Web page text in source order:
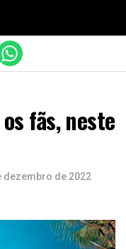
fãs, neste
dezembro de 2022